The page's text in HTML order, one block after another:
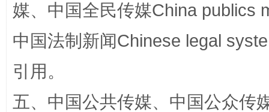
媒、中国全民传媒China publics
中国法制新闻Chinese legal
引用。
五、中国公共传媒、中国公众传